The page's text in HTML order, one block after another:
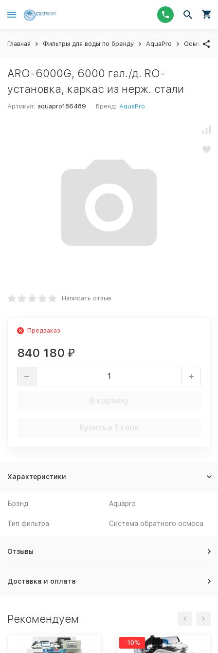
Главная Фильтры для воды по бренду AquaPro Осмосы
ARO-6000G, 6000 гал./д. RO-
установка, каркас из нерж. стали
Артикул: aquapro186489 Бренд: AquaPro
Написать отзыв
Предзаказ
840 180 ₽
В корзину
Купить в 1 клик
Характеристики
Брэнд Aquapro
Тип фильтра Система обратного осмоса
Отзывы
Доставка и оплата
Рекомендуем
-10%